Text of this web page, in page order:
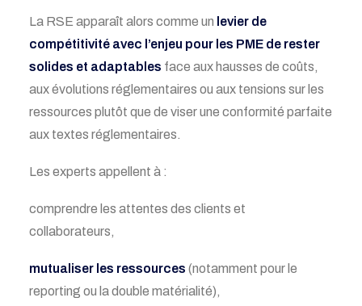
La RSE apparaît alors comme un levier de
compétitivité avec l’enjeu pour les PME de rester
solides et adaptables face aux hausses de coûts,
aux évolutions réglementaires ou aux tensions sur les
ressources plutôt que de viser une conformité parfaite
aux textes réglementaires.
Les experts appellent à :
comprendre les attentes des clients et
collaborateurs,
mutualiser les ressources (notamment pour le
reporting ou la double matérialité),